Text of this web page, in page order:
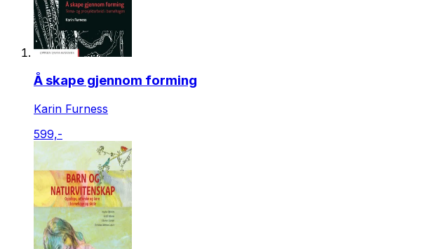
Å skape gjennom forming
Karin Furness
599,-